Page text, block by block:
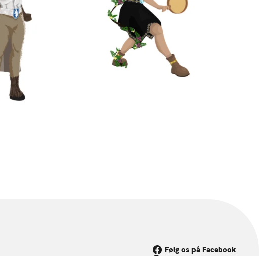
Følg os på Facebook